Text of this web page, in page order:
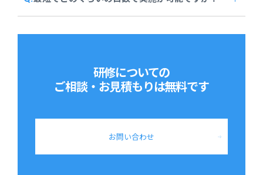
研修についての
ご相談・お見積もりは無料です
お問い合わせ